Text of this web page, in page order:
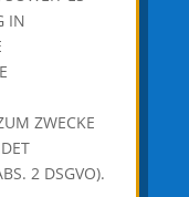
IN
ZWECKE
2 DSGVO).